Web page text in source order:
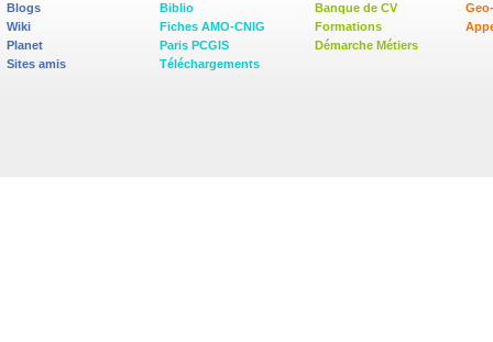
Blogs
Wiki
Planet
Sites amis
Biblio
Fiches AMO-CNIG
Paris PCGIS
Téléchargements
Banque de CV
Formations
Démarche Métiers